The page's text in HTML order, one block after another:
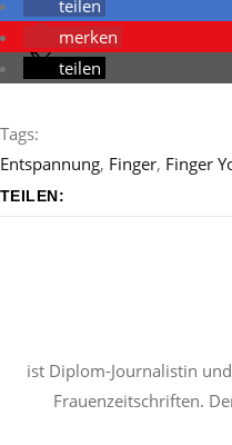
teilen
merken
teilen
Tags:
Entspannung, Finger, Finger
TEILEN:
ist Diplom-Journalistin
Frauenzeitschriften.